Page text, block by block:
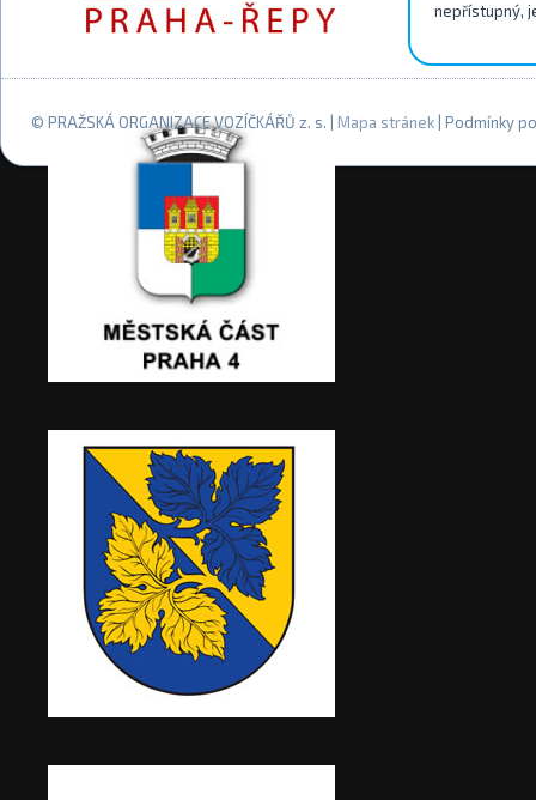
nepřístupný,
© PRAŽSKÁ ORGANIZACE VOZÍČKÁŘŮ z. s. | Mapa stránek | Podmínky